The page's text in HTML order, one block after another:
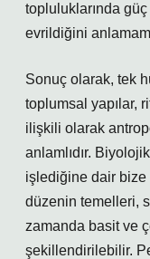
topluluklarında güç
evrildiğini
Sonuç olarak, tek
toplumsal yapılar,
ilişkili olarak
anlamlıdır.
işlediğine dair bize
düzenin temelleri,
zamanda basit ve
şekillendirilebilir.